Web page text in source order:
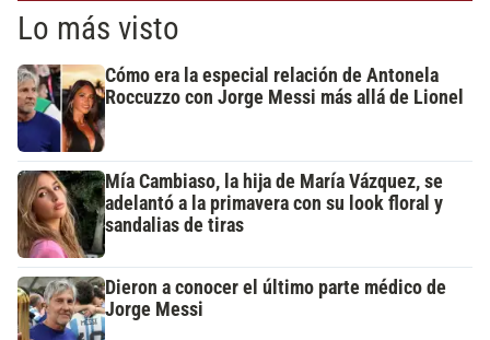
Lo más visto
Cómo era la especial relación de Antonela
Roccuzzo con Jorge Messi más allá de Lionel
Mía Cambiaso, la hija de María Vázquez, se
adelantó a la primavera con su look floral y
sandalias de tiras
Dieron a conocer el último parte médico de
Jorge Messi